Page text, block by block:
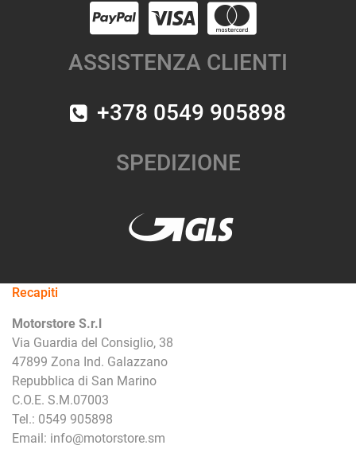
ASSISTENZA CLIENTI
+378 0549 905898
SPEDIZIONE
Recapiti
Motorstore S.r.l
Via Guardia del Consiglio, 38
47899 Zona Ind. Galazzano
Repubblica di San Marino
C.O.E. S.M.07003
Tel.: 0549 905898
Email: info@motorstore.sm